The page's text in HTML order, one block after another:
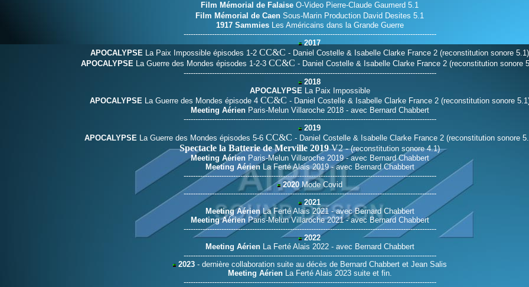
Film Mémorial de Falaise O-Video Pierre-Claude Gaumerd 5.1
Film Mémorial de Caen Sous-Marin Production David Desites 5.1
1917 SammiesLes Américains dans la Grande Guerre
-----------------------------------------------------------------------------------------------------------
2017
APOCALYPSE La Paix Impossible épisodes 1-2 CC&C - Daniel Costelle & Isabelle Clarke France 2 (reconstitution sonore 5.1)
APOCALYPSE La Guerre des Mondes épisodes 1-2-3 CC&C - Daniel Costelle & Isabelle Clarke France 2 (reconstitution sonore
-----------------------------------------------------------------------------------------------------------
2018
APOCALYPSE La Paix Impossible
APOCALYPSE La Guerre des Mondes épisode 4 CC&C - Daniel Costelle & Isabelle Clarke France 2 (reconstitution sonore
Meeting AérienParis-Melun Villaroche 2018 - avec Bernard Chabbert
-----------------------------------------------------------------------------------------------------------
2019
APOCALYPSE La Guerre des Mondes épisodes 5-6 CC&C - Daniel Costelle & Isabelle Clarke France 2 (reconstitution sonore
Spectacle la Batterie de Merville 2019V2 -(reconstitution sonore 4.1)
Meeting AérienParis-Melun Villaroche 2019 - avec Bernard Chabbert
Meeting AérienLa Ferté Alais 2019 - avec Bernard Chabbert
-----------------------------------------------------------------------------------------------------------
2020Mode Covid
-----------------------------------------------------------------------------------------------------------
2021
Meeting AérienLa Ferté Alais 2021 - avec Bernard Chabbert
Meeting AérienParis-Melun Villaroche 2021 - avec Bernard Chabbert
-----------------------------------------------------------------------------------------------------------
2022
Meeting AérienLa Ferté Alais 2022 - avec Bernard Chabbert
-----------------------------------------------------------------------------------------------------------
2023- dernière collaboration suite au décès de Bernard Chabbert et Jean Salis
Meeting AérienLa Ferté Alais 2023 suite et fin.
-----------------------------------------------------------------------------------------------------------